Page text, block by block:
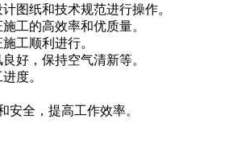
图纸和技术规范进行操作。
工的高效率和优质量。
工顺利进行。
好，保持空气清新等。
度。
全，提高工作效率。